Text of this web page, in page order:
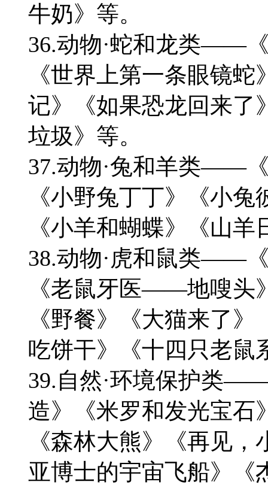
牛奶》等。
36.动物·蛇和龙类——
《世界上第一条眼镜
记》《如果恐龙回来了
垃圾》等。
37.动物·兔和羊类——
《小野兔丁丁》《小
《小羊和蝴蝶》《山羊
38.动物·虎和鼠类——
《老鼠牙医——地嗖头
《野餐》《大猫来了
吃饼干》《十四只老鼠
39.自然·环境保护类
造》《米罗和发光宝石
《森林大熊》《再见
亚博士的宇宙飞船》《